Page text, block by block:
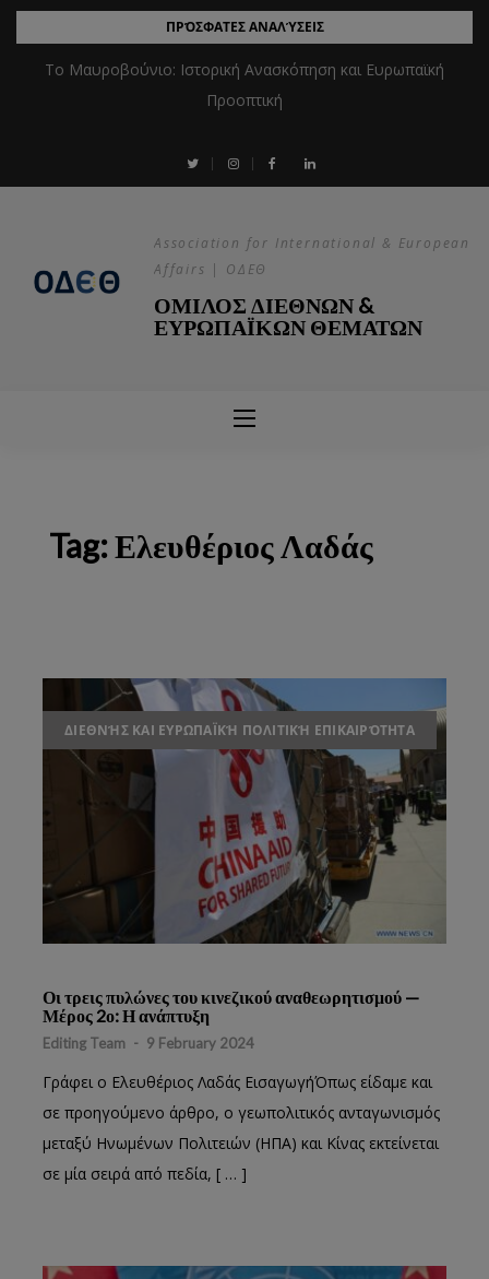
ΠΡΌΣΦΑΤΕΣ ΑΝΑΛΎΣΕΙΣ
Το Μαυροβούνιο: Ιστορική Ανασκόπηση και Ευρωπαϊκή
Προοπτική
Association for International & European
Affairs | ΟΔΕΘ
ΟΜΙΛΟΣ ΔΙΕΘΝΩΝ &
ΕΥΡΩΠΑΪΚΩΝ ΘΕΜΑΤΩΝ
Tag:Ελευθέριος Λαδάς
ΔΙΕΘΝΉΣ ΚΑΙ ΕΥΡΩΠΑΪΚΉ ΠΟΛΙΤΙΚΉ ΕΠΙΚΑΙΡΌΤΗΤΑ
Οι τρεις πυλώνες του κινεζικού αναθεωρητισμού —
Μέρος 2ο: Η ανάπτυξη
Editing Team - 9 February 2024
Γράφει ο Ελευθέριος Λαδάς ΕισαγωγήΌπως είδαμε και
σε προηγούμενο άρθρο, ο γεωπολιτικός ανταγωνισμός
μεταξύ Ηνωμένων Πολιτειών (ΗΠΑ) και Κίνας εκτείνεται
σε μία σειρά από πεδία, [ … ]